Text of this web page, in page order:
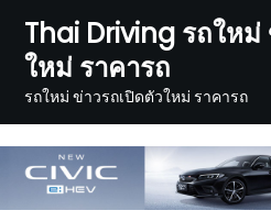
content
Thai Driving รถใหม่
ใหม่ ราคารถ
รถใหม่ ข่าวรถเปิดตัวใหม่ ราคารถ